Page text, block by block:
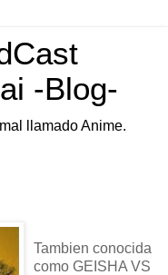
-Blog-
llamado Anime.
Tambien conocida
como GEISHA VS